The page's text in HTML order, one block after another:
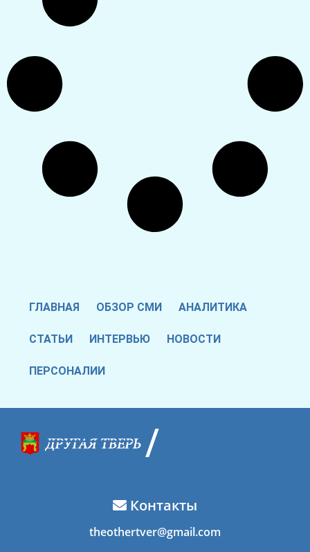
ГЛАВНАЯ ОБЗОР СМИ АНАЛИТИКА
СТАТЬИ ИНТЕРВЬЮ НОВОСТИ
ПЕРСОНАЛИИ
Контакты
theothertver@gmail.com